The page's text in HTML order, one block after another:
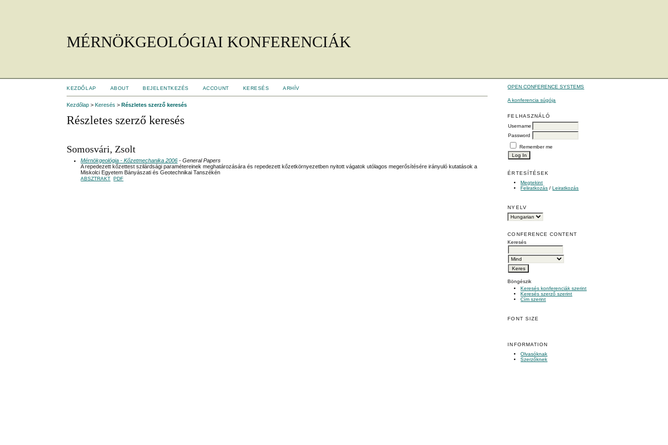
MÉRNÖKGEOLÓGIAI KONFERENCIÁK
OPEN CONFERENCE SYSTEMS
A konferencia súgója
FELHASZNÁLÓ
Username
Password
Remember me
ÉRTESÍTÉSEK
Megtekint
Feliratkozás /Leiratkozás
NYELV
CONFERENCE CONTENT
Keresés
Böngészik
Keresés konferenciák szerint
Keresés szerző szerint
Cím szerint
FONT SIZE
INFORMATION
Olvasóknak
Szerzőknek
KEZDŐLAP ABOUT BEJELENTKEZÉS ACCOUNT KERESÉS ARHÍV
Kezdőlap >Keresés >Részletes szerző keresés
Részletes szerző keresés
Somosvári, Zsolt
Mérnökgeológia - Kőzetmechanika 2006 - General Papers
A repedezett kőzettest szilárdsági paramétereinek meghatározására és repedezett kőzetkörnyezetben nyitott vágatok utólagos megerősítésére irányuló kutatások a
Miskolci Egyetem Bányászati és Geotechnikai Tanszékén
ABSZTRAKT PDF